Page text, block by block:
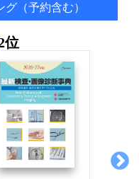
（予約含む）
位